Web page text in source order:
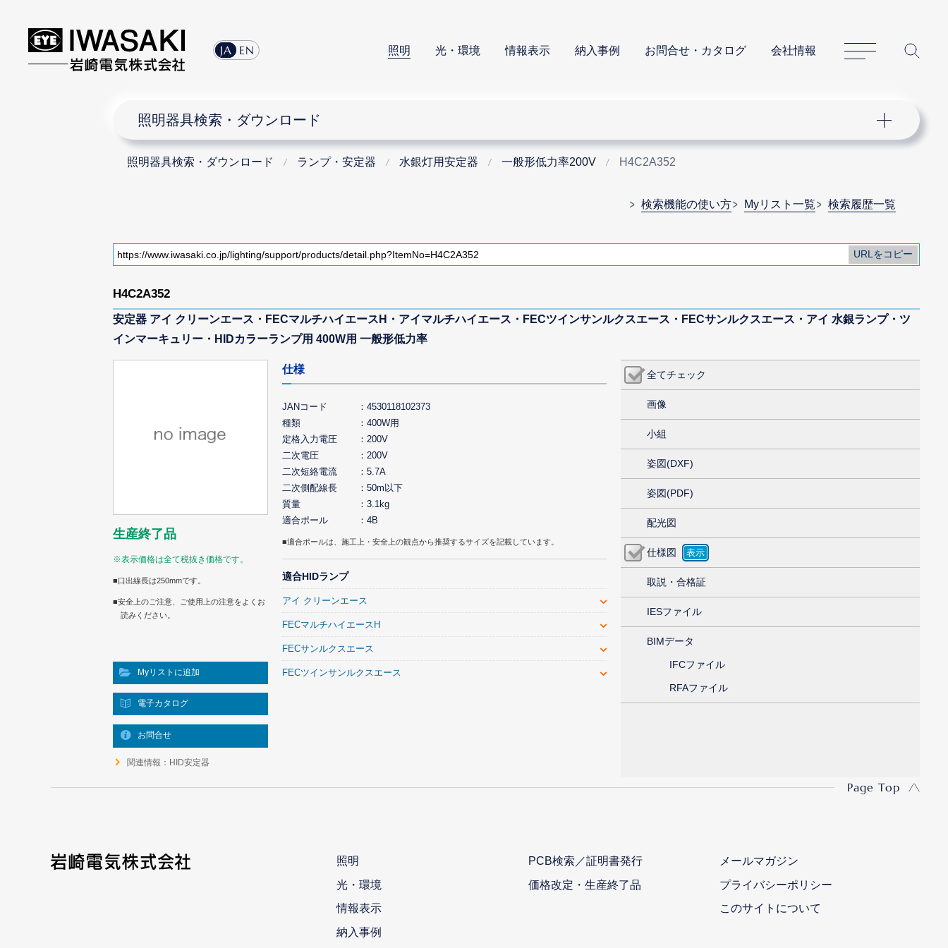
JA EN 照明 光・環境 情報表示 納入事例 お問合せ・カタログ 会社情報
サイトマップ
照明器具検索・ダウンロード
照明器具検索・ダウンロード ランプ・安定器 水銀灯用安定器 一般形低力率200V H4C2A352
検索機能の使い方 Myリスト一覧 検索履歴一覧
H4C2A352
安定器 アイ クリーンエース・FECマルチハイエースH・アイマルチハイエース・FECツインサンルクスエース・FECサンルクスエース・アイ 水銀ランプ・ツ
インマーキュリー・HIDカラーランプ用 400W用 一般形低力率
生産終了品
※表示価格は全て税抜き価格です。
■口出線長は250mmです。
■安全上のご注意、ご使用上の注意をよくお
読みください。
Myリストに追加
電子カタログ
お問合せ
関連情報：HID安定器
全てチェック
画像
小組
姿図(DXF)
姿図(PDF)
配光図
仕様図
取説・合格証
IESファイル
BIMデータ
IFCファイル
RFAファイル
仕様
JANコード
4530118102373
種類
400W用
定格入力電圧
200V
二次電圧
200V
二次短絡電流
5.7A
二次側配線長
50m以下
質量
3.1kg
適合ポール
4B
■適合ポールは、施工上・安全上の観点から推奨するサイズを記載しています。
適合HIDランプ
アイ クリーンエース
FECマルチハイエースH
FECサンルクスエース
FECツインサンルクスエース
Page Top
照明
光・環境
情報表示
納入事例
PCB検索／証明書発行
価格改定・生産終了品
メールマガジン
プライバシーポリシー
このサイトについて